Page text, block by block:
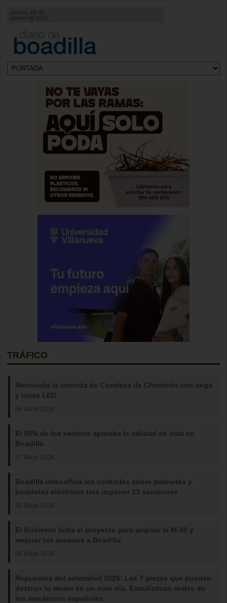
agosto de 2026
TRÁFICO
Renovada la rotonda de Condesa de Chinchón con riego
y luces LED
06 Junio 2026
El 95% de los vecinos aprueba la calidad de vida en
Boadilla
27 Mayo 2026
Boadilla intensifica los controles sobre patinetes y
bicicletas eléctricas tras imponer 13 sanciones
20 Mayo 2026
El Gobierno licita el proyecto para ampliar la M-50 y
mejorar los accesos a Boadilla
08 Mayo 2026
Repuestos del automóvil 2026: Las 7 piezas que pueden
destruir tu motor en un solo día. Estadísticas reales de
los mecánicos españoles